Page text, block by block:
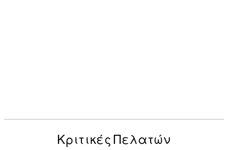
Κριτικές Πελατών